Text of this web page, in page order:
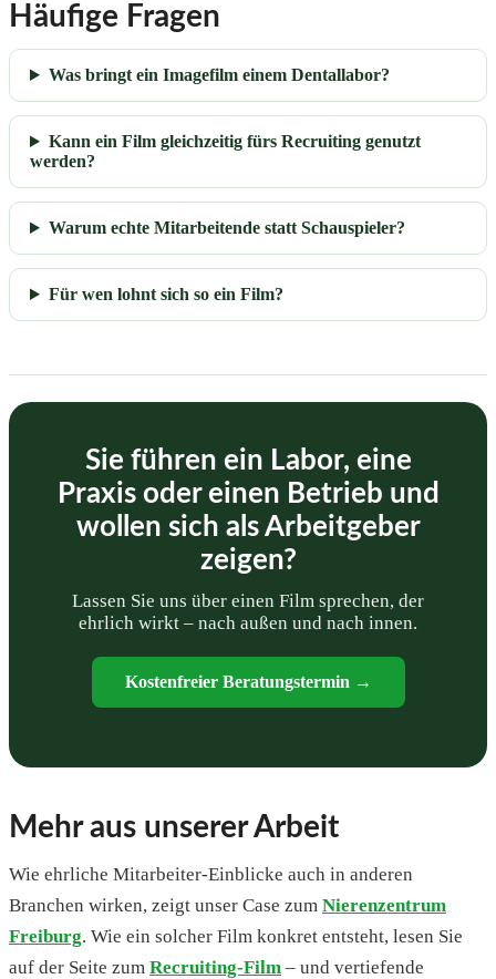
Häufige Fragen
Was bringt ein Imagefilm einem Dentallabor?
Kann ein Film gleichzeitig fürs Recruiting genutzt
werden?
Warum echte Mitarbeitende statt Schauspieler?
Für wen lohnt sich so ein Film?
Sie führen ein Labor, eine
Praxis oder einen Betrieb und
wollen sich als Arbeitgeber
zeigen?
Lassen Sie uns über einen Film sprechen, der
ehrlich wirkt – nach außen und nach innen.
Kostenfreier Beratungstermin →
Mehr aus unserer Arbeit
Wie ehrliche Mitarbeiter-Einblicke auch in anderen
Branchen wirken, zeigt unser Case zum Nierenzentrum
Freiburg. Wie ein solcher Film konkret entsteht, lesen Sie
auf der Seite zum Recruiting-Film – und vertiefende